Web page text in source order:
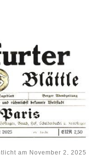
am November 2, 2025